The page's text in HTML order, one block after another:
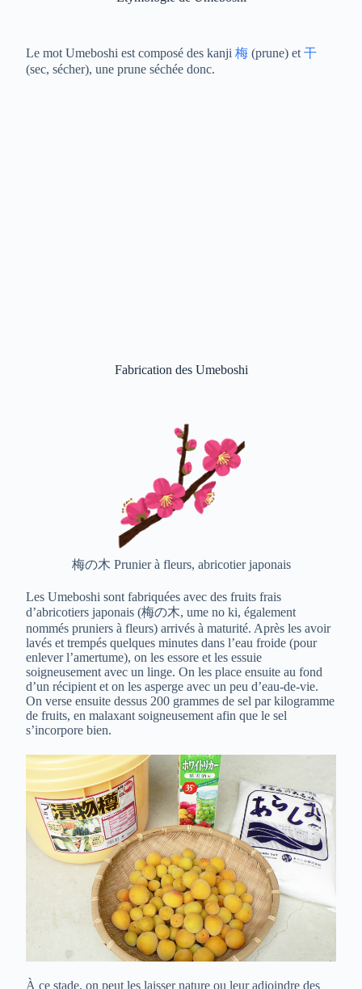
Le mot Umeboshi est composé des kanji梅 (prune) et干
(sec, sécher), une prune séchée donc.
Fabrication des Umeboshi
梅の木 Prunier à fleurs, abricotier japonais
Les Umeboshi sont fabriquées avec des fruits frais
d’abricotiers japonais (梅の木, ume no ki, également
nommés pruniers à fleurs) arrivés à maturité. Après les avoir
lavés et trempés quelques minutes dans l’eau froide (pour
enlever l’amertume), on les essore et les essuie
soigneusement avec un linge. On les place ensuite au fond
d’un récipient et on les asperge avec un peu d’eau-de-vie.
On verse ensuite dessus 200 grammes de sel par kilogramme
de fruits, en malaxant soigneusement afin que le sel
s’incorpore bien.
À ce stade, on peut les laisser nature ou leur adjoindre des